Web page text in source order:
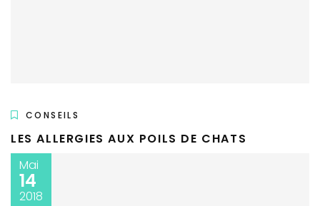
CONSEILS
LES ALLERGIES AUX POILS DE CHATS
Mai
14
2018